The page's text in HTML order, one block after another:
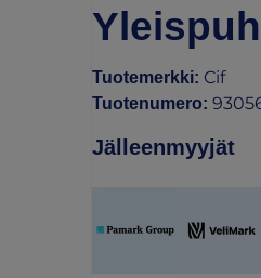
Tuotemerkki: Cif
Tuotenumero:
Jälleenmyyjät